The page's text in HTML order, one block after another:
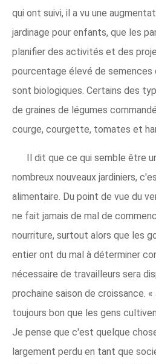
qui ont suivi, il a vu une
jardinage pour enfants, que les
planifier des activités et des
pourcentage élevé de
sont biologiques. Certains des
de graines de légumes
courge, courgette, tomates et
Il dit que ce qui semble être
nombreux nouveaux jardiniers,
alimentaire. Du point de vue du
ne fait jamais de mal de
nourriture, surtout alors que les
entier ont du mal à déterminer
nécessaire de travailleurs sera
prochaine saison de croissance.
toujours bon que les gens
Je pense que c'est quelque
largement perdu en tant que